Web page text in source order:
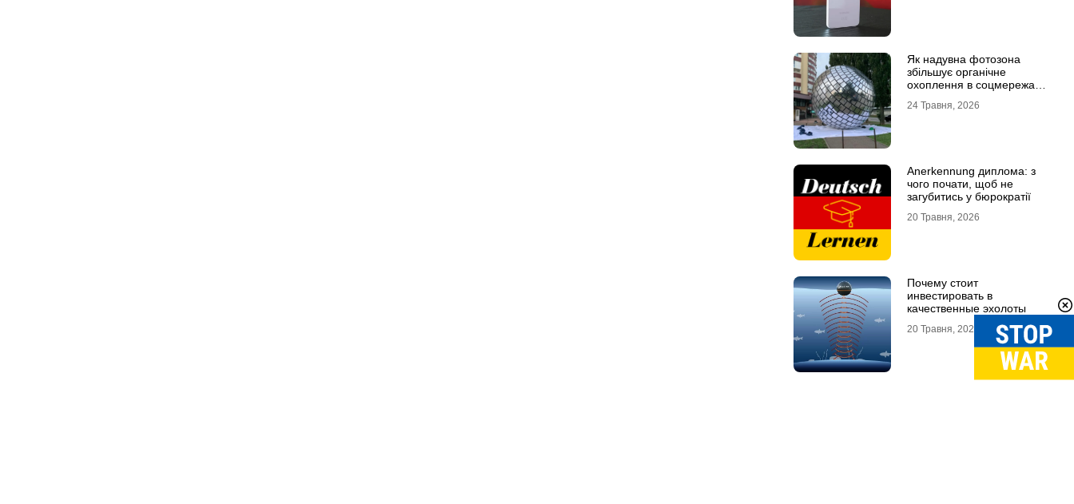
Як надувна фотозона
збільшує органічне
охоплення в соцмережах:
контенту
24 Травня, 2026
Anerkennung диплома: з
чого почати, щоб не
загубитись у бюрократії
20 Травня, 2026
Почему стоит
инвестировать в
качественные эхолоты
20 Травня, 2026